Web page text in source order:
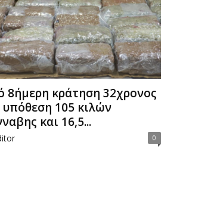
8ήμερη κράτηση 32χρονος
υπόθεση 105 κιλών
και 16,5...
0